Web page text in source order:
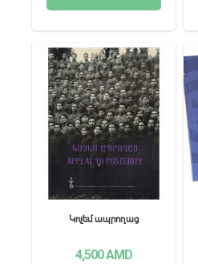
Կոչեմ ապրողաց
4,500AMD